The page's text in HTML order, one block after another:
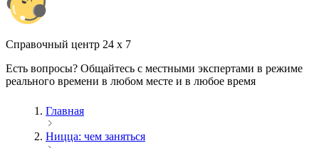
Cправочный центр 24 x 7
Есть вопросы? Общайтесь с местными экспертами в режиме
реального времени в любом месте и в любое время
Главная
Ницца: чем заняться